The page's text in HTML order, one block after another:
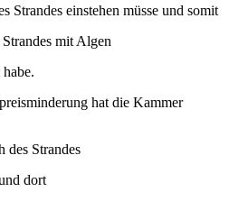
Strandes einstehen müsse und somit
mit Algen
hat die Kammer
des Strandes
dort